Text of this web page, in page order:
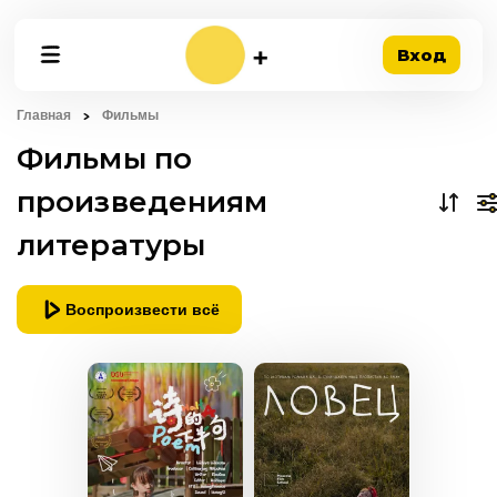
Вход
Главная Фильмы
Фильмы по
произведениям
литературы
Воспроизвести всё